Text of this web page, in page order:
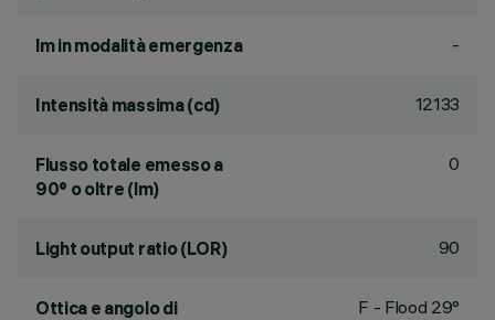
lm in modalità emergenza -
Intensità massima (cd) 12133
Flusso totale emesso a
90° o oltre (lm)
0
Light output ratio (LOR) 90
Ottica e angolo di
F - Flood 29°